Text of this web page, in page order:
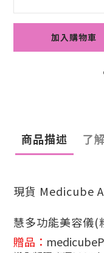
加入購物車
商品描述 了
現貨 Medicube
慧多功能美容儀
贈品：